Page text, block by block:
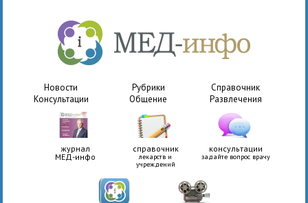
Новости Рубрики
Справочник
Консультации
Общение Развлечения
журнал
МЕД-инфо
справочник
лекарств и
учреждений
консультации
задайте вопрос врачу